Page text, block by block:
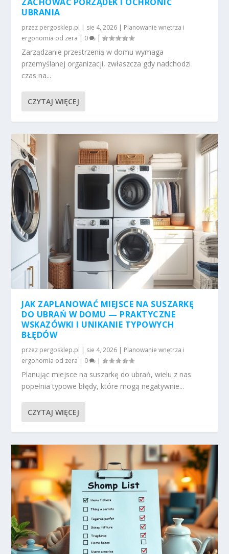
UBRANIA
przez pergosklep.pl | sie 4, 2026 | Planowanie wnętrza i
ergonomia od zera | 0 |
Zarządzanie przestrzenią w domu wymaga
przemyślanej organizacji, zwłaszcza gdy nadchodzi
czas na...
CZYTAJ WIĘCEJ
JAK ZAPLANOWAĆ MIEJSCE NA SUSZARKĘ
DO UBRAŃ W DOMU — PRAKTYCZNE
WSKAZÓWKI I UNIKANIE TYPOWYCH
BŁĘDÓW
przez pergosklep.pl | sie 4, 2026 | Planowanie wnętrza i
ergonomia od zera | 0 |
Planując miejsce na suszarkę do ubrań, wielu z nas
popełnia typowe błędy, które mogą negatywnie...
CZYTAJ WIĘCEJ